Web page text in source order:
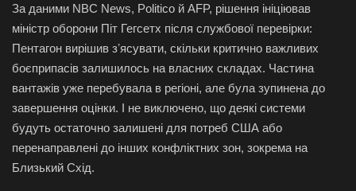
Відео
Мова
English Ukraine
За даними NBC News, Politico й AFP, рішення ініціював
міністр оборони Піт Гегсетх після службової перевірки:
Пентагон вирішив зʼясувати, скільки критично важливих
боєприпасів залишилось на власних складах. Частина
вантажів уже перебувала в регіоні, але була зупинена до
завершення оцінки. І не виключено, що деякі системи
будуть остаточно залишені для потреб США або
перенаправлені до інших конфліктних зон, зокрема на
Близький Схід.